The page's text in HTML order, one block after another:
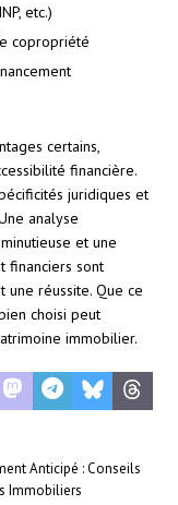
etc.)
copropriété
certains,
financière.
juridiques et
analyse
et une
financiers sont
réussite. Que ce
choisi peut
immobilier.
Anticipé : Conseils
Immobiliers